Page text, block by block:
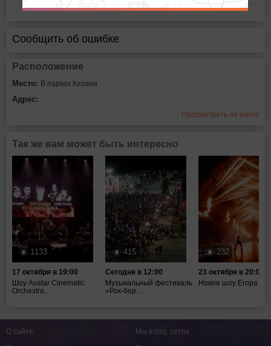
Сообщить об ошибке
Расположение
Место: В парках Казани
Адрес:
Просмотреть на карте
Так же вам может быть интересно
1133
17 октября в 19:00
Шоу Avatar Cinematic
Orchestra...
415
Сегодня в 12:00
Музыкальный фестиваль
«Рок-бер...
232
23 октября в 20:00
Новое шоу Егора
О сайте
Мы в соц. сетях